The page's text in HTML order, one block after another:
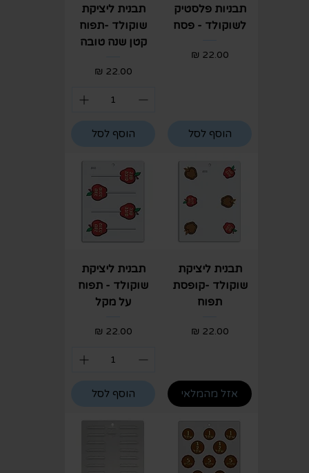
תבניות פלסטיק
לשוקולד - פסח
מחיר
הוסף לסל
תבנית ליציקת
שוקולד -תפוח
קטן שנה טובה
מחיר
הוסף לסל
תבנית ליציקת
שוקולד -קופסת
תפוח
מחיר
אזל מהמלאי
תבנית ליציקת
שוקולד - תפוח
על מקל
מחיר
הוסף לסל